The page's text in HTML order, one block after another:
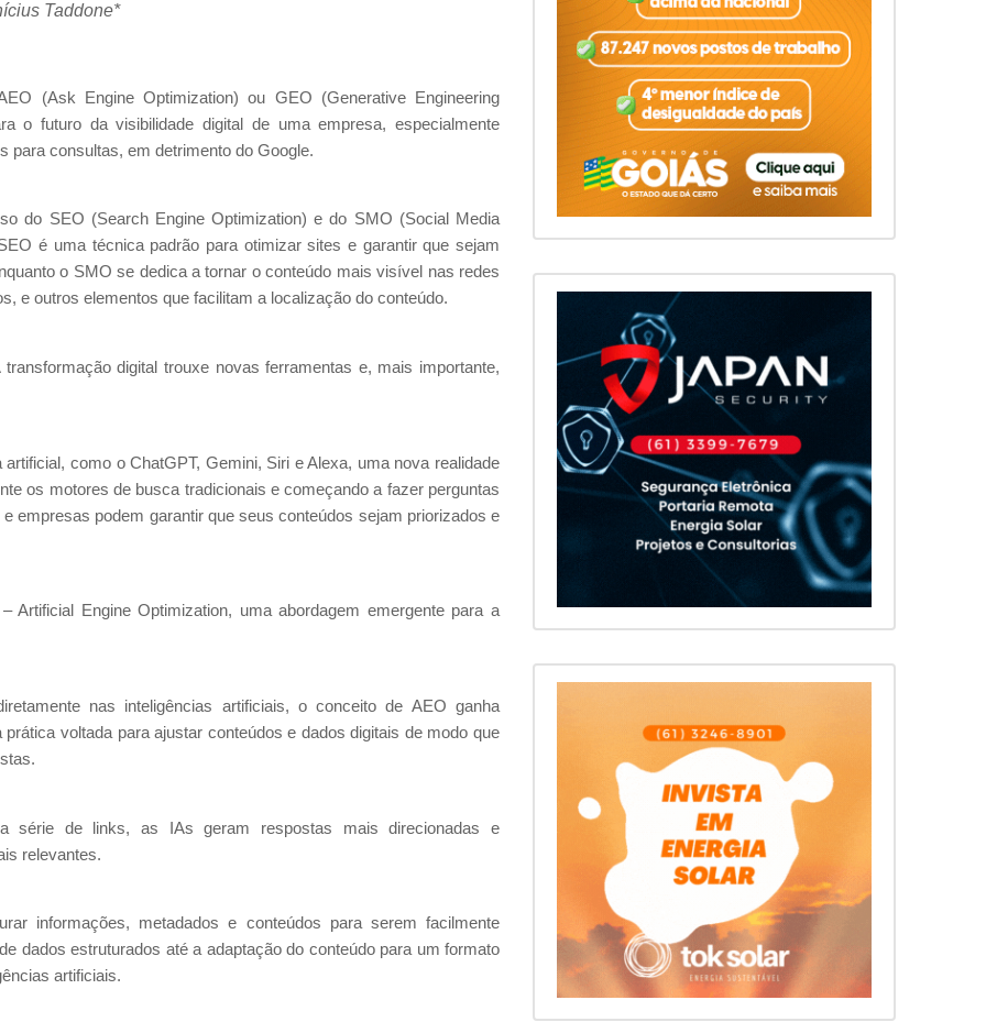
Taddone*
(Ask Engine Optimization) ou GEO (Generative Engineering
o futuro da visibilidade digital de uma empresa, especialmente
para consultas, em detrimento do Google.
do SEO (Search Engine Optimization) e do SMO (Social Media
é uma técnica padrão para otimizar sites e garantir que sejam
o SMO se dedica a tornar o conteúdo mais visível nas redes
e outros elementos que facilitam a localização do conteúdo.
digital trouxe novas ferramentas e, mais importante,
como o ChatGPT, Gemini, Siri e Alexa, uma nova realidade
os motores de busca tradicionais e começando a fazer perguntas
empresas podem garantir que seus conteúdos sejam priorizados e
Engine Optimization, uma abordagem emergente para a
nas inteligências artificiais, o conceito de AEO ganha
voltada para ajustar conteúdos e dados digitais de modo que
série de links, as IAs geram respostas mais direcionadas e
relevantes.
informações, metadados e conteúdos para serem facilmente
dados estruturados até a adaptação do conteúdo para um formato
artificiais.